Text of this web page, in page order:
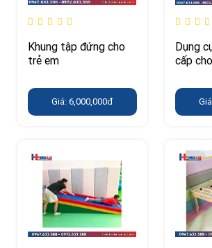
Khung tập đứng cho
trẻ em
Giá: 6,000,000đ
Dụng
cấp